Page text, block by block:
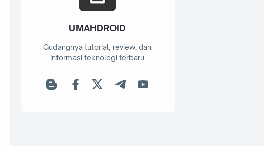
UMAHDROID
Gudangnya tutorial, review, dan
informasi teknologi terbaru